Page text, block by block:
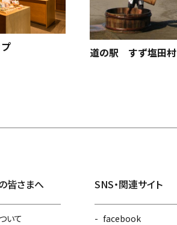
道の駅 すず塩田村
皆さまへ
いて
SNS・関連サイト
facebook